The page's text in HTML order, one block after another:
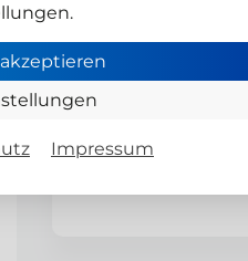
Gesamtgewicht
Gesamtpreis
Netto zzgl. MwSt.
Impressum